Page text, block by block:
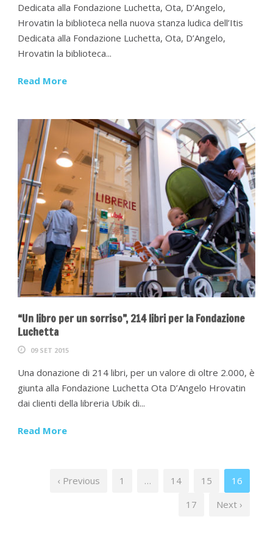
Dedicata alla Fondazione Luchetta, Ota, D’Angelo,
Hrovatin la biblioteca nella nuova stanza ludica dell’Itis
Dedicata alla Fondazione Luchetta, Ota, D’Angelo,
Hrovatin la biblioteca...
Read More
“Un libro per un sorriso”, 214 libri per la Fondazione
Luchetta
09 SET 2015
Una donazione di 214 libri, per un valore di oltre 2.000, è
giunta alla Fondazione Luchetta Ota D’Angelo Hrovatin
dai clienti della libreria Ubik di...
Read More
‹ Previous 1 … 14 15
16
17
Next ›